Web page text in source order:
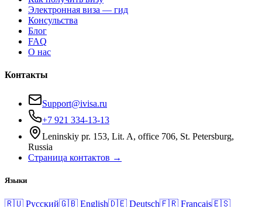
Электронная виза — гид
Консульства
Блог
FAQ
О нас
Контакты
Support@ivisa.ru
+7 921 334-13-13
Leninskiy pr. 153, Lit. A, office 706, St. Petersburg,
Russia
Страница контактов →
Языки
🇷🇺 Русский🇬🇧 English🇩🇪 Deutsch🇫🇷 Français🇪🇸